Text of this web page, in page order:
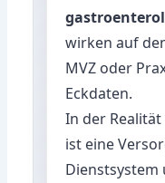
wirken auf
MVZ oder
Eckdaten.
In der Realität
ist eine
Dienstsystem